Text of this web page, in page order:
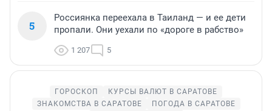
5
Россиянка переехала в Таиланд — и ее дети
пропали. Они уехали по «дороге в рабство»
1 207 5
ГОРОСКОП
КУРСЫ ВАЛЮТ В САРАТОВЕ
ЗНАКОМСТВА В САРАТОВЕ
ПОГОДА В САРАТОВЕ